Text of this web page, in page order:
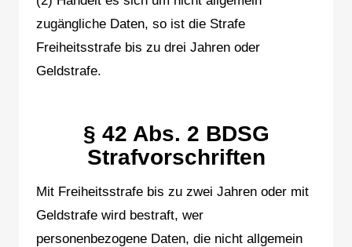
zugängliche Daten, so ist die Strafe
Freiheitsstrafe bis zu drei Jahren oder
Geldstrafe.
§ 42 Abs. 2 BDSG
Strafvorschriften
Mit Freiheitsstrafe bis zu zwei Jahren oder mit
Geldstrafe wird bestraft, wer
personenbezogene Daten, die nicht allgemein